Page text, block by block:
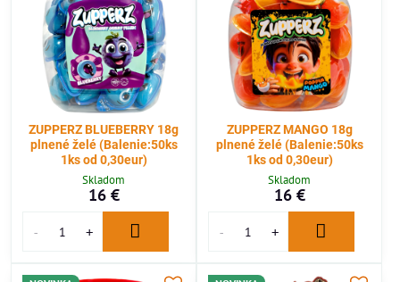
ZUPPERZ BLUEBERRY 18g
plnené želé (Balenie:50ks
1ks od 0,30eur)
Skladom
16 €
ZUPPERZ MANGO 18g
plnené želé (Balenie:50ks
1ks od 0,30eur)
Skladom
16 €